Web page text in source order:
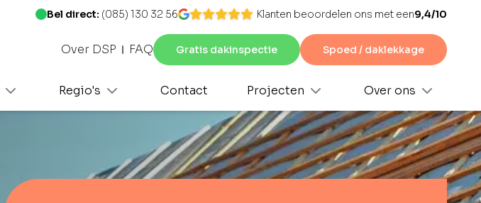
Bel direct: (085) 130 32 56 Klanten beoordelen ons met een9,4/10
Over DSP FAQ Gratis dakinspectie Spoed / daklekkage
Regio's Contact Projecten Over ons